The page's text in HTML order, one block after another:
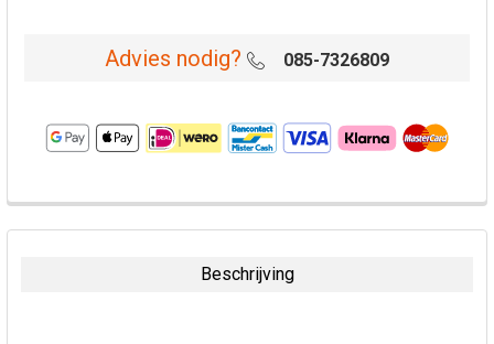
Advies nodig? 085-7326809
VAAK
SAMEN
Beschrijving